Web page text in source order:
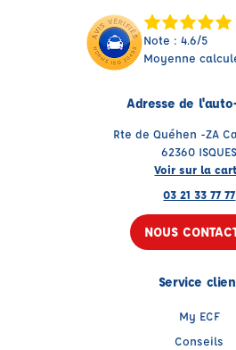
Note : 4.6/5
Moyenne
Adresse de
Rte de Quéhen -ZA
62360 ISQUES
Voir sur la
03 21 33 77 77
NOUS
Service
My ECF
Conseils